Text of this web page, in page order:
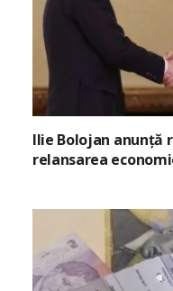
Ilie Bolojan anunță
relansarea